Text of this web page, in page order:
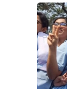
আজকের
আজকের
বিরুদ্ধে